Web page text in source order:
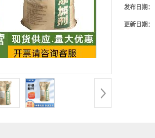
发布日期：
更新日期：